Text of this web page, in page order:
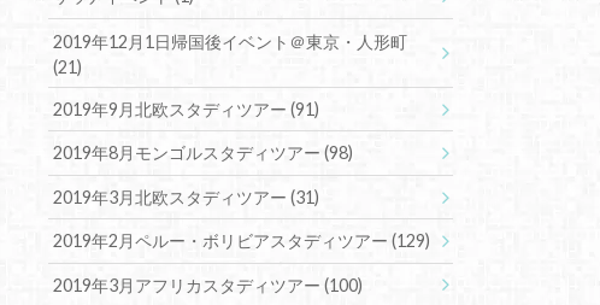
2019年12月1日帰国後イベント＠東京・人形町
(21)
2019年9月北欧スタディツアー(91)
2019年8月モンゴルスタディツアー(98)
2019年3月北欧スタディツアー(31)
2019年2月ペルー・ボリビアスタディツアー(129)
2019年3月アフリカスタディツアー(100)